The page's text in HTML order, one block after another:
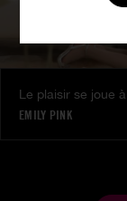
Le plaisir se joue à
EMILY PINK